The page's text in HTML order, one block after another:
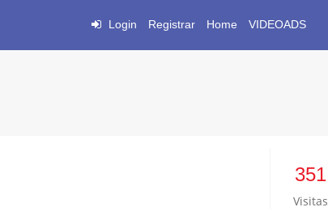
Login Registrar Home VIDEOADS
351
Visitas